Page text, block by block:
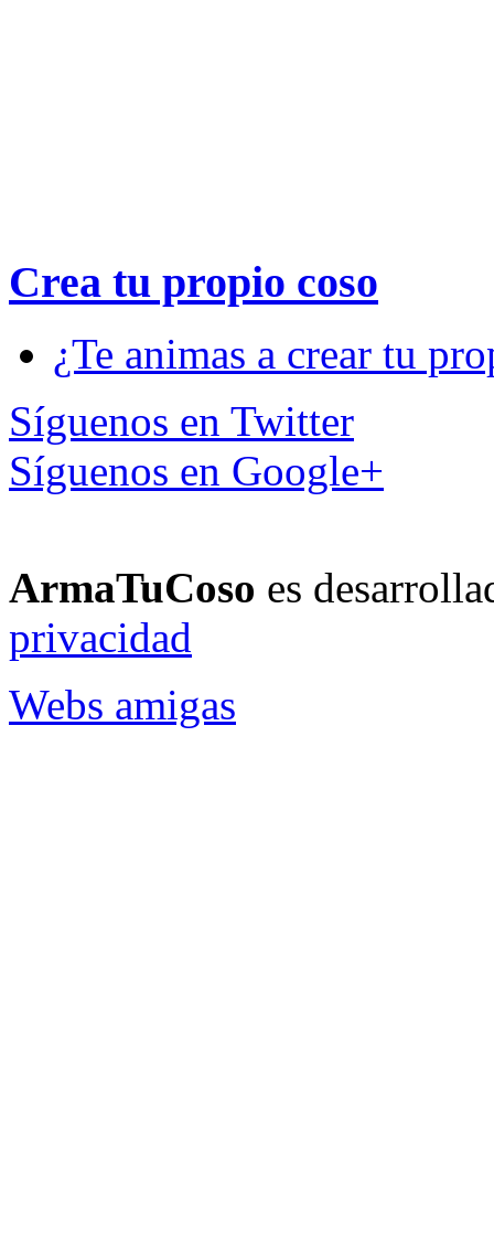
Crea tu propio coso
¿Te animas a crear tu
Síguenos en Twitter
Síguenos en Google+
ArmaTuCoso es
privacidad
Webs amigas